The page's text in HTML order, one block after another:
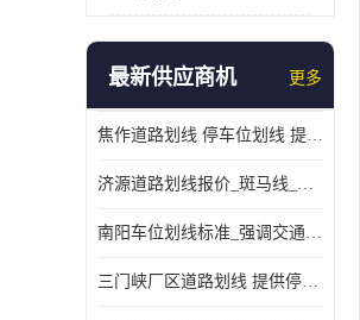
最新供应商机 更多
焦作道路划线 停车位划线 提供交通分流
济源道路划线报价_斑马线_提供紧急停车带
南阳车位划线标准_强调交通规则
三门峡厂区道路划线 提供停车指引